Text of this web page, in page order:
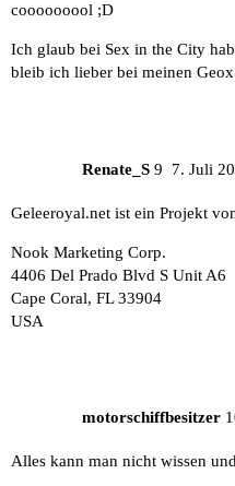
cooooooool ;D
Ich glaub bei Sex in the City
bleib ich lieber bei meinen
Renate_S 7. Juli
9
Geleeroyal.net ist ein Projekt
Nook Marketing Corp.
4406 Del Prado Blvd S Unit A6
Cape Coral, FL 33904
USA
motorschiffbesitzer
Alles kann man nicht wissen